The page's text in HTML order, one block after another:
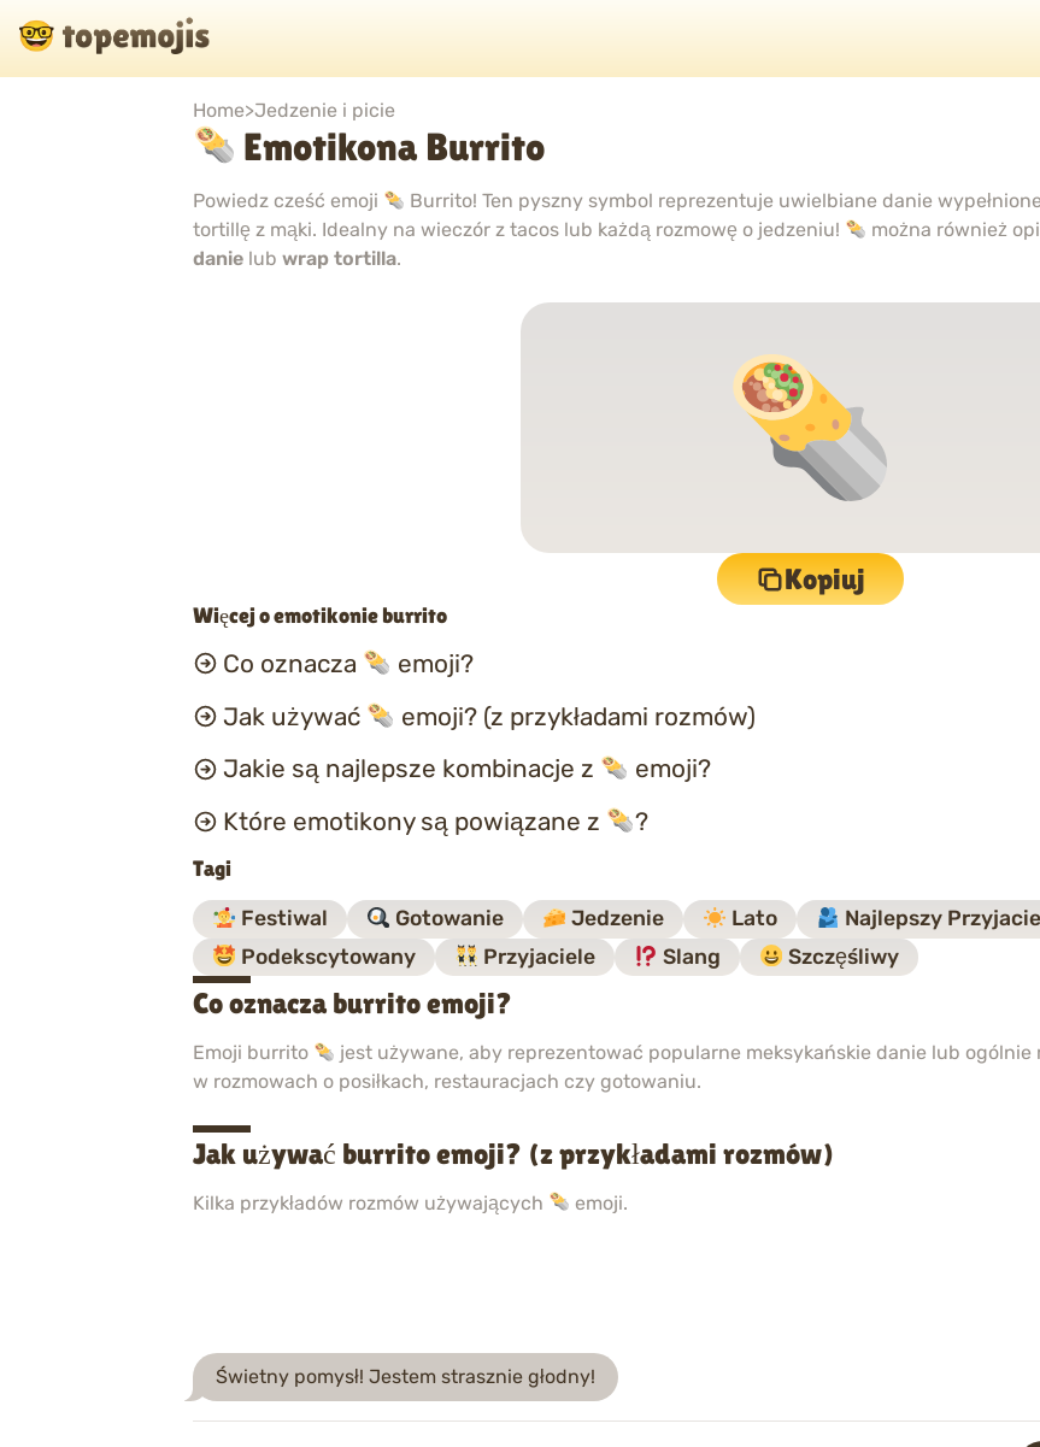
Home>Jedzenie i picie
Emotikona Burrito
Powiedz cześć emoji
Burrito! Ten pyszny symbol reprezentuje uwielbiane danie
tortillę z mąki. Idealny na wieczór z tacos lub każdą rozmowę o jedzeniu!
można również
danie lub wrap tortilla.
Kopiuj
Więcej o emotikonie burrito
Co oznacza
emoji?
Jak używać
emoji? (z przykładami rozmów)
Jakie są najlepsze kombinacje z
emoji?
Które emotikony są powiązane z
?
Tagi
Festiwal Gotowanie Jedzenie Lato Najlepszy
Podekscytowany
Przyjaciele Slang Szczęśliwy
Co oznacza burrito emoji?
Emoji burrito
jest używane, aby reprezentować popularne meksykańskie danie lub ogólnie
w rozmowach o posiłkach, restauracjach czy gotowaniu.
Jak używać burrito emoji? (z przykładami rozmów)
Kilka przykładów rozmów używających emoji.
Świetny pomysł! Jestem strasznie głodny!